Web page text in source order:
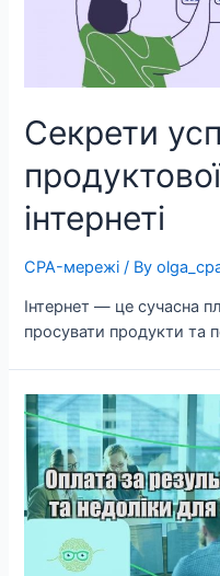
Секрети
інтернеті
CPA-мережі / By
Інтернет — це сучасна
просувати продукти та